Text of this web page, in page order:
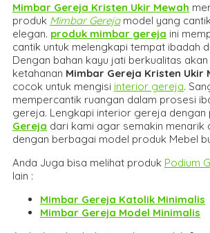
Mimbar Gereja Kristen Ukir Mewah
produk Mimbar Gerejamodel yang
elegan. produk mimbar gereja ini
cantik untuk melengkapi tempat ibadah
Dengan bahan kayu jati berkualitas
ketahanan Mimbar Gereja Kristen Ukir
cocok untuk mengisi interior gereja.
mempercantik ruangan dalam prosesi
gereja. Lengkapi interior gereja dengan
Gereja dari kami agar semakin menarik
dengan berbagai model produk Mebel
Anda Juga bisa melihat produk Podium
lain :
Mimbar Gereja Katolik Minimalis
Mimbar Gereja Model Minimalis